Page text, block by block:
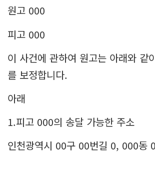
원고 000
피고 000
이 사건에 관하여 원고는 아래와 같
를 보정합니다.
아래
1.피고 000의 송달 가능한 주소
인천광역시 00구 00번길 0, 000동